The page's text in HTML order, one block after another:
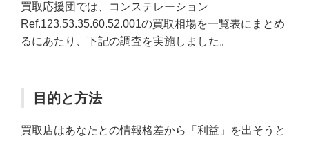
買取応援団では、コンステレーション
Ref.123.53.35.60.52.001の買取相場を一覧表にまとめ
るにあたり、下記の調査を実施しました。
目的と方法
買取店はあなたとの情報格差から「利益」を出そうと